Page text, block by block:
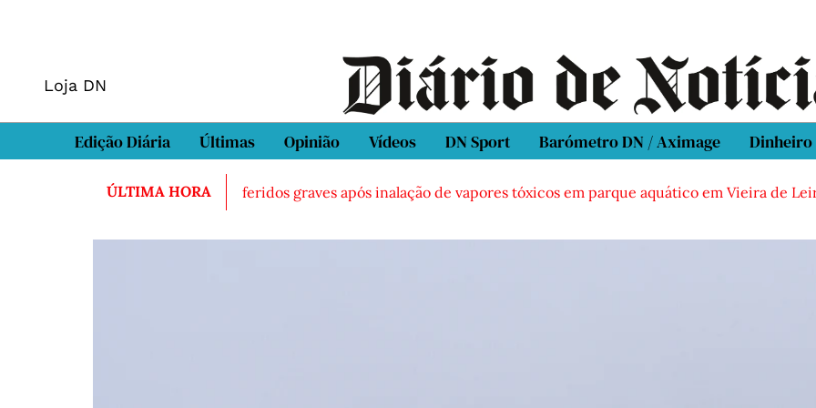
Loja DN
Edição Diária Últimas Opinião Vídeos DN Sport Barómetro DN / Aximage Dinheiro
ÚLTIMA HORA
morto em Sintra Três feridos graves após inalação de vapores tóxicos em parque aquático em Vieira de Leiria